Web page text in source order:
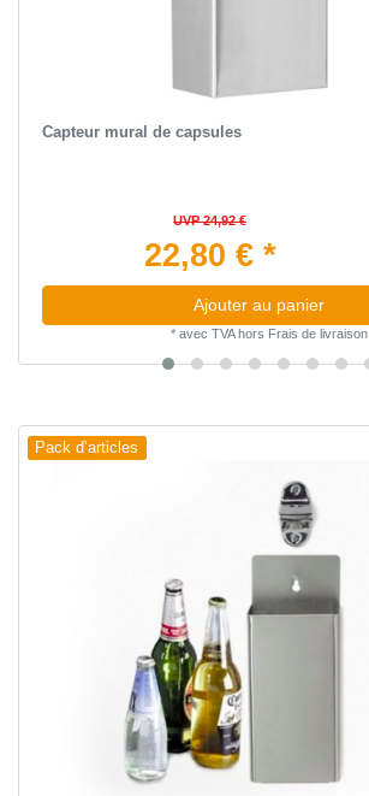
Capteur mural de capsules
UVP 24,92 €
22,80 € *
Ajouter au panier
* avec TVAhors Frais de livraison
Pack d’articles